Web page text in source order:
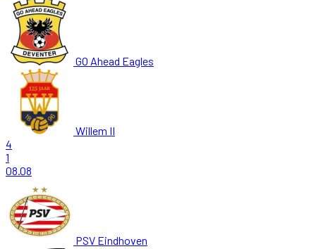
GO Ahead Eagles
Willem II
4
1
08.08
PSV Eindhoven